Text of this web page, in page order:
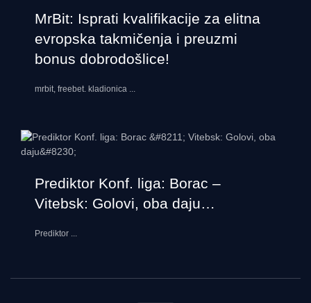
MrBit: Isprati kvalifikacije za elitna
evropska takmičenja i preuzmi
bonus dobrodošlice!
mrbit, freebet. kladionica ...
Prediktor Konf. liga: Borac –
Vitebsk: Golovi, oba daju…
Prediktor ...